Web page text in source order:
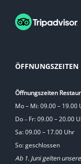
ÖFFNUNGSZEITEN
Öffnungszeiten
Mo – Mi: 09.00 – 19.00
Do – Fr: 09.00 – 20.00
Sa: 09.00 – 17.00 Uhr
So: geschlossen
Ab 1. Juni gelten